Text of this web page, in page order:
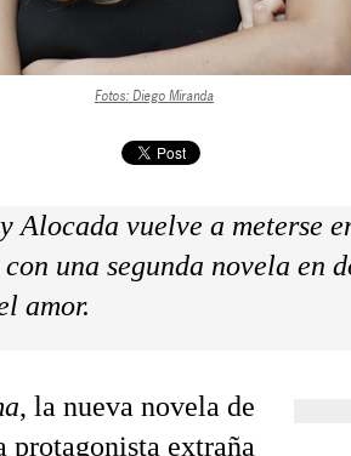
Fotos: Diego Miranda
Alocada vuelve a meterse
una segunda novela en
amor.
, la nueva novela de
extraña